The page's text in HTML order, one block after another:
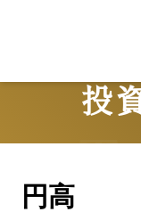
投
円高